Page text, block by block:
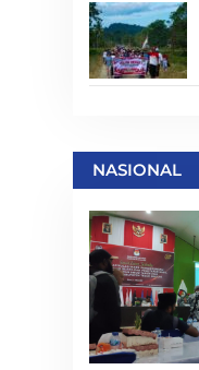
NASIONAL